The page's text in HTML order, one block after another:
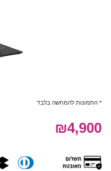
* התמונות להמחשה בלבד
₪4,900